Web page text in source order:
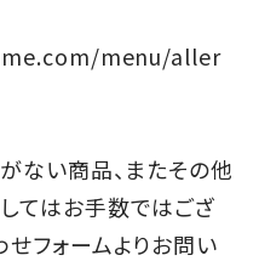
menu/aller
ない商品、またその他
てはお手数ではござ
せフォームよりお問い